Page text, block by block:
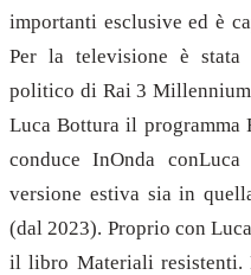
importanti esclusive ed è
Per la televisione è
politico di Rai 3
Luca Bottura il programma
conduce InOnda
versione estiva sia in
(dal 2023). Proprio con
il libro Materiali resistenti.